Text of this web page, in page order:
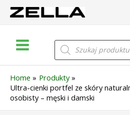
Skip
Menu
Wyszukiwarka
produktów
Home
Produkty
Ultra-cienki portfel ze skóry
osobisty – męski i damski